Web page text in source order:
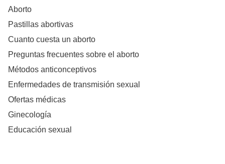
Aborto
Pastillas abortivas
Cuanto cuesta un aborto
Preguntas frecuentes sobre el aborto
Métodos anticonceptivos
Enfermedades de transmisión sexual
Ofertas médicas
Ginecología
Educación sexual